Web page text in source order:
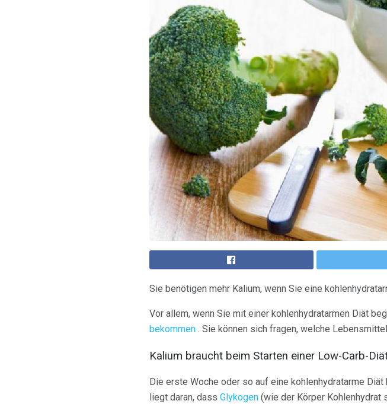
Sie benötigen mehr Kalium, wenn Sie eine
Vor allem, wenn Sie mit einer kohlenhydratarmen Diät
bekommen . Sie können sich fragen, welche
Kalium braucht beim Starten einer Low-Carb-
Die erste Woche oder so auf eine kohlenhydratarme
liegt daran, dass Glykogen (wie der Körper Kohlenhydrat